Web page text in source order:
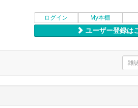
ログイン My本棚
ユーザー登録は